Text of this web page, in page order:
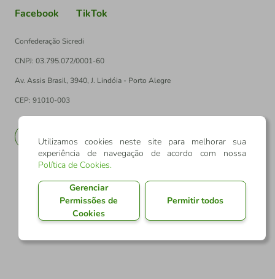
Facebook TikTok
Confederação Sicredi
CNPJ: 03.795.072/0001-60
Av. Assis Brasil, 3940, J. Lindóia - Porto Alegre
CEP: 91010-003
Utilizamos cookies neste site para melhorar sua
experiência de navegação de acordo com nossa
Política de Cookies.
Gerenciar
Permissões de
Cookies
Permitir todos